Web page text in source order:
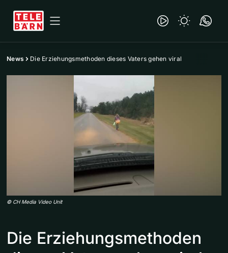
News Die Erziehungsmethoden dieses Vaters gehen viral
© CH Media Video Unit
Die Erziehungsmethoden